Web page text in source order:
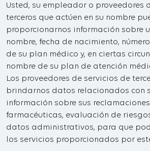
Usted, su empleador o proveedores
terceros que actúen en su nombre
proporcionarnos información sobre
nombre, fecha de nacimiento,
de su plan médico y, en ciertas
nombre de su plan de atención
Los proveedores de servicios de
brindarnos datos relacionados con
información sobre sus
farmacéuticas, evaluación de
datos administrativos, para que
los servicios proporcionados por